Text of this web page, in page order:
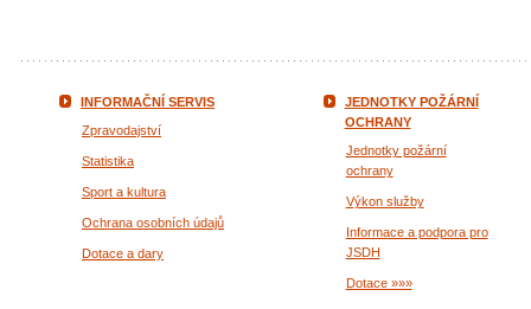
INFORMAČNÍ SERVIS
Zpravodajství
Statistika
Sport a kultura
Ochrana osobních údajů
Dotace a dary
JEDNOTKY POŽÁRNÍ
OCHRANY
Jednotky požární
ochrany
Výkon služby
Informace a podpora pro
JSDH
Dotace »»»